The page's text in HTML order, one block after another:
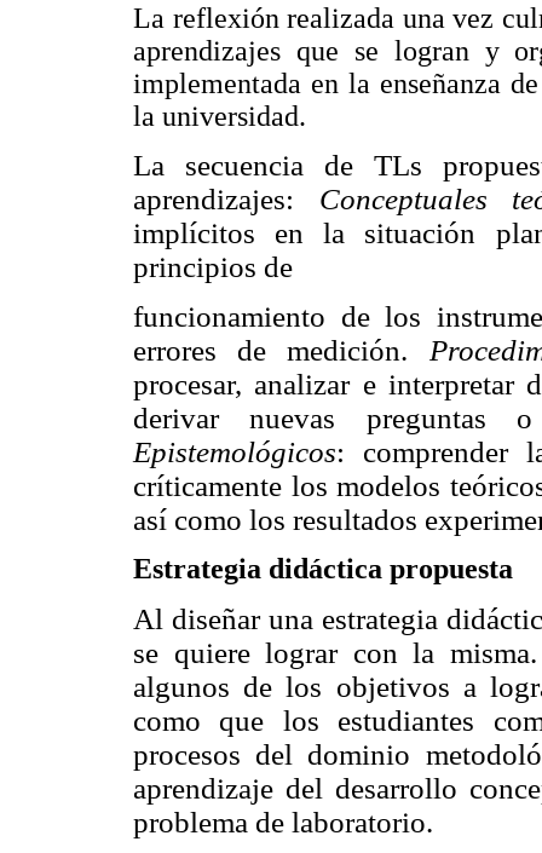
La reflexión realizada una vez
aprendizajes que se logran y
implementada en la enseñanza
la universidad.
La secuencia de TLs
aprendizajes: Conceptuales
implícitos en la situación
principios de
funcionamiento de los
errores de medición.
procesar, analizar e interpretar
derivar nuevas preguntas
Epistemológicos: comprender
críticamente los modelos
así como los resultados
Estrategia didáctica propuesta
Al diseñar una estrategia
se quiere lograr con la
algunos de los objetivos a
como que los estudiantes
procesos del dominio
aprendizaje del desarrollo
problema de laboratorio.